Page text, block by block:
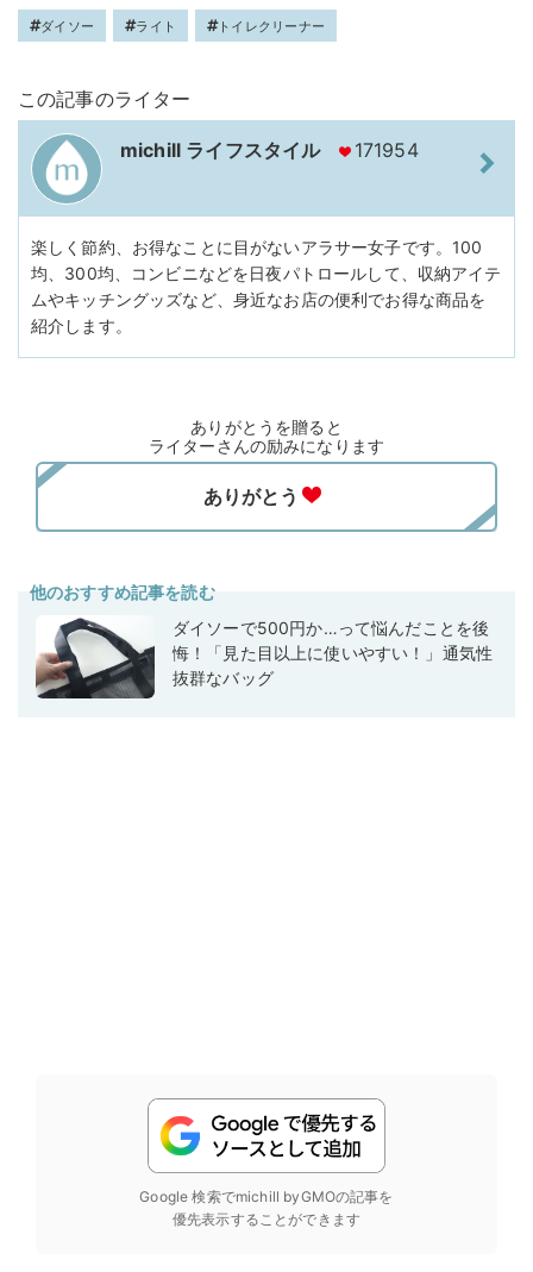
ダイソー ライト トイレクリーナー
この記事のライター
michill ライフスタイル 171954
楽しく節約、お得なことに目がないアラサー女子です。100
均、300均、コンビニなどを日夜パトロールして、収納アイテ
ムやキッチングッズなど、身近なお店の便利でお得な商品を
紹介します。
ありがとうを贈ると
ライターさんの励みになります
他のおすすめ記事を読む
ダイソーで500円か…って悩んだことを後
悔！「見た目以上に使いやすい！」通気性
抜群なバッグ
Google 検索でmichill byGMOの記事を
優先表示することができます